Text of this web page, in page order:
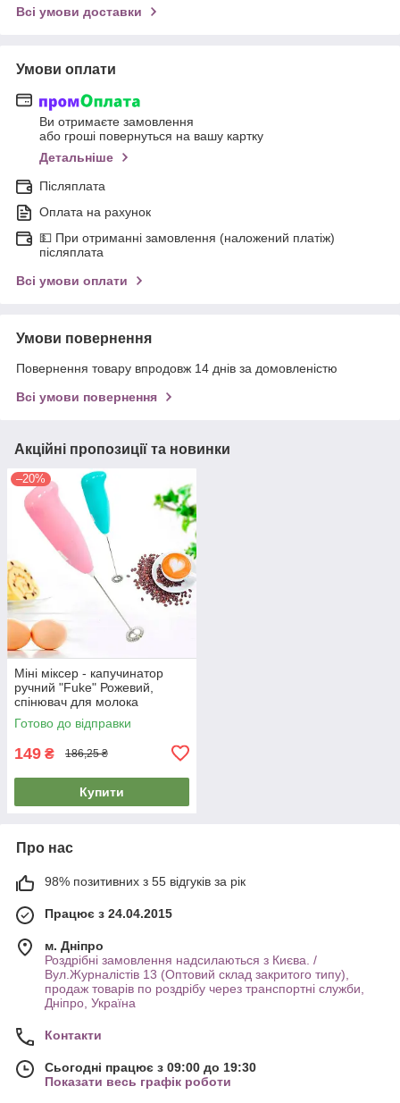
Всі умови доставки
Умови оплати
Ви отримаєте замовлення
або гроші повернуться на вашу картку
Детальніше
Післяплата
Оплата на рахунок
💵 При отриманні замовлення (наложений платіж)
післяплата
Всі умови оплати
Умови повернення
Повернення товару впродовж 14 днів за домовленістю
Всі умови повернення
Акційні пропозиції та новинки
–20%
Міні міксер - капучинатор
ручний "Fuke" Рожевий,
спінювач для молока
електричний (капучинатор
ручной)
Готово до відправки
149 ₴ 186,25 ₴
Купити
Про нас
98% позитивних з 55 відгуків за рік
Працює з 24.04.2015
м. Дніпро
Роздрібні замовлення надсилаються з Києва. /
Вул.Журналістів 13 (Оптовий склад закритого типу),
продаж товарів по роздрібу через транспортні служби,
Дніпро, Україна
Контакти
Сьогодні працює з 09:00 до 19:30
Показати весь графік роботи